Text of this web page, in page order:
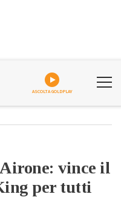
ASCOLTA GOLDPLAY
vince il
per tutti